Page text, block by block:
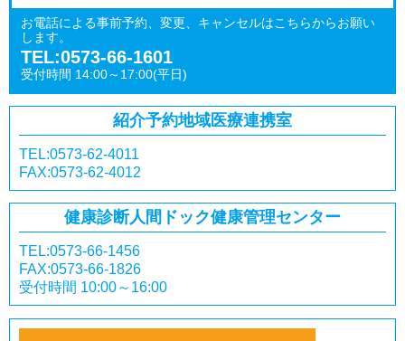
お電話による事前予約、変更、キャンセルはこちらからお願い
します。
TEL:0573-66-1601
受付時間 14:00～17:00(平日)
紹介予約地域医療連携室
TEL:0573-62-4011
FAX:0573-62-4012
健康診断人間ドック健康管理センター
TEL:0573-66-1456
FAX:0573-66-1826
受付時間 10:00～16:00